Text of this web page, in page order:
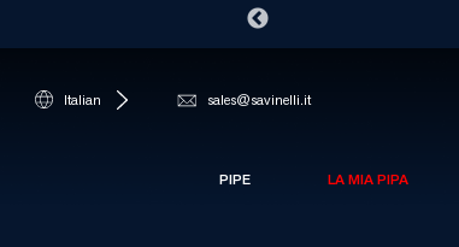
Italian sales@savinelli.it
PIPE LA MIA PIPA